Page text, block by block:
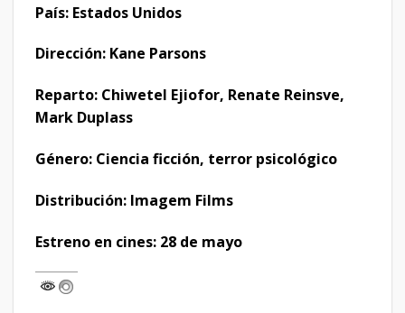
País: Estados Unidos
Dirección: Kane Parsons
Reparto: Chiwetel Ejiofor, Renate Reinsve,
Mark Duplass
Género: Ciencia ficción, terror psicológico
Distribución: Imagem Films
Estreno en cines: 28 de mayo